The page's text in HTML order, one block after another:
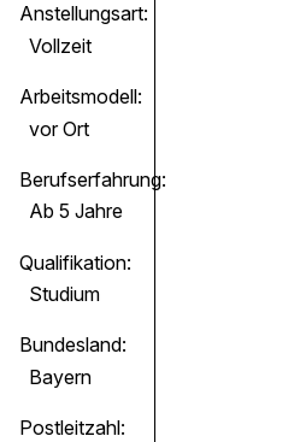
Anstellungsart:
Vollzeit
Arbeitsmodell:
vor Ort
Berufserfahrung:
Ab 5 Jahre
Qualifikation:
Studium
Bundesland:
Bayern
Postleitzahl: